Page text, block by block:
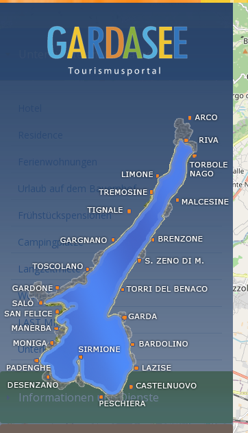
Unterkünfte am Gardasee
Ferienwohnungen
Urlaub auf dem Bauernhof
Frühstückspensionen
Campingplätze
Langzeitmiete
Wellness Hotel
LAST MINUTE
Unterkunft suchen...
Informationen und Dienste